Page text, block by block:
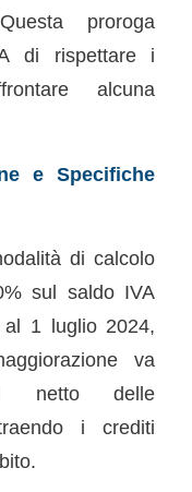
proroga
di rispettare i
alcuna
e Specifiche
di calcolo
sul saldo IVA
1 luglio 2024,
va
netto delle
i crediti